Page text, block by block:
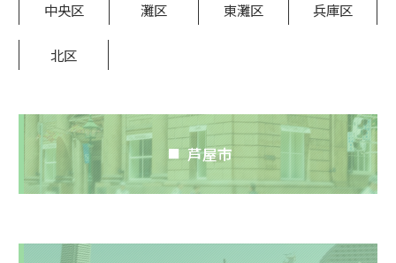
中央区 灘区 東灘区 兵庫区
北区
芦屋市